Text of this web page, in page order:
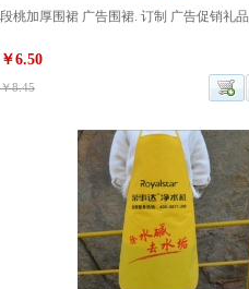
段桃加厚围裙 广告围裙. 订制 广告促销礼品
￥6.50
￥8.45